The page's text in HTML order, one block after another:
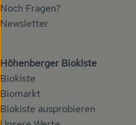
Noch Fragen?
Newsletter
Höhenberger Biokiste
Biokiste
Biomarkt
Biokiste ausprobieren